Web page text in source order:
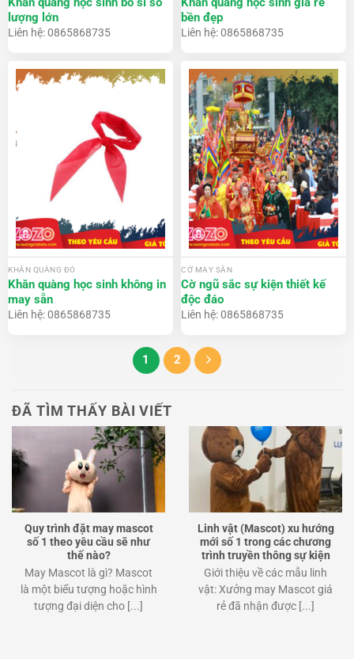
lượng lớn
Liên hệ: 0865868735
bền đẹp
Liên hệ: 0865868735
KHĂN QUÀNG ĐỎ
Khăn quàng học sinh không in
may sẵn
Liên hệ: 0865868735
CỜ MAY SẴN
Cờ ngũ sắc sự kiện thiết kế
độc đáo
Liên hệ: 0865868735
1 2
ĐÃ TÌM THẤY BÀI VIẾT
Quy trình đặt may mascot
số 1 theo yêu cầu sẽ như
thế nào?
May Mascot là gì? Mascot
là một biểu tượng hoặc hình
tượng đại diện cho [...]
Linh vật (Mascot) xu hướng
mới số 1 trong các chương
trình truyền thông sự kiện
Giới thiệu về các mẫu linh
vật: Xưởng may Mascot giá
rẻ đã nhận được [...]